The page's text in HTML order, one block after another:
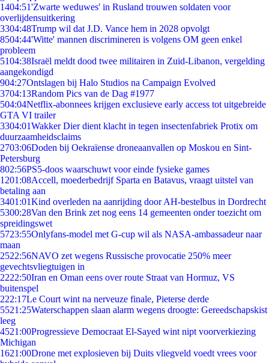
1404:51'Zwarte weduwes' in Rusland trouwen soldaten voor
overlijdensuitkering
3304:48Trump wil dat J.D. Vance hem in 2028 opvolgt
8504:44'Witte' mannen discrimineren is volgens OM geen enkel
probleem
5104:38Israël meldt dood twee militairen in Zuid-Libanon, vergelding
aangekondigd
904:27Ontslagen bij Halo Studios na Campaign Evolved
3704:13Random Pics van de Dag #1977
504:04Netflix-abonnees krijgen exclusieve early access tot uitgebreide
GTA VI trailer
3304:01Wakker Dier dient klacht in tegen insectenfabriek Protix om
duurzaamheidsclaims
2703:06Doden bij Oekraïense droneaanvallen op Moskou en Sint-
Petersburg
802:56PS5-doos waarschuwt voor einde fysieke games
1201:08Accell, moederbedrijf Sparta en Batavus, vraagt uitstel van
betaling aan
3401:01Kind overleden na aanrijding door AH-bestelbus in Dordrecht
5300:28Van den Brink zet nog eens 14 gemeenten onder toezicht om
spreidingswet
5723:55Onlyfans-model met G-cup wil als NASA-ambassadeur naar
maan
2522:56NAVO zet wegens Russische provocatie 250% meer
gevechtsvliegtuigen in
2222:50Iran en Oman eens over route Straat van Hormuz, VS
buitenspel
222:17Le Court wint na nerveuze finale, Pieterse derde
5521:25Waterschappen slaan alarm wegens droogte: Gereedschapskist
leeg
4521:00Progressieve Democraat El-Sayed wint nipt voorverkiezing
Michigan
1621:00Drone met explosieven bij Duits vliegveld voedt vrees voor